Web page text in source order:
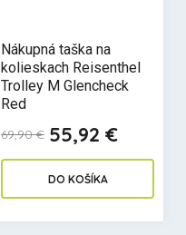
Nákupná taška na
kolieskach Reisenthel
Trolley M Glencheck
Red
69,90 € 55,92 €
DO KOŠÍKA